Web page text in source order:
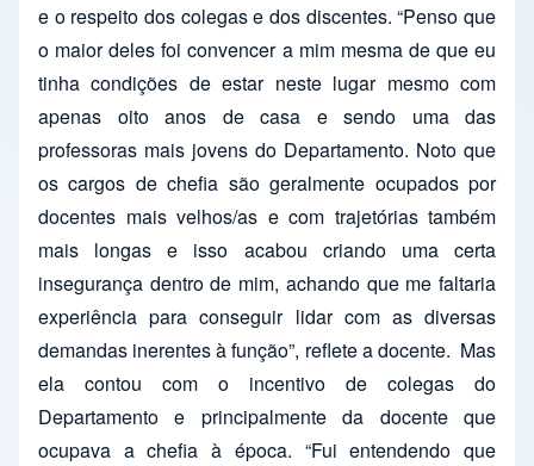
e o respeito dos colegas e dos discentes. “Penso que
o maior deles foi convencer a mim mesma de que eu
tinha condições de estar neste lugar mesmo com
apenas oito anos de casa e sendo uma das
professoras mais jovens do Departamento. Noto que
os cargos de chefia são geralmente ocupados por
docentes mais velhos/as e com trajetórias também
mais longas e isso acabou criando uma certa
insegurança dentro de mim, achando que me faltaria
experiência para conseguir lidar com as diversas
demandas inerentes à função”, reflete a docente. Mas
ela contou com o incentivo de colegas do
Departamento e principalmente da docente que
ocupava a chefia à época. “Fui entendendo que